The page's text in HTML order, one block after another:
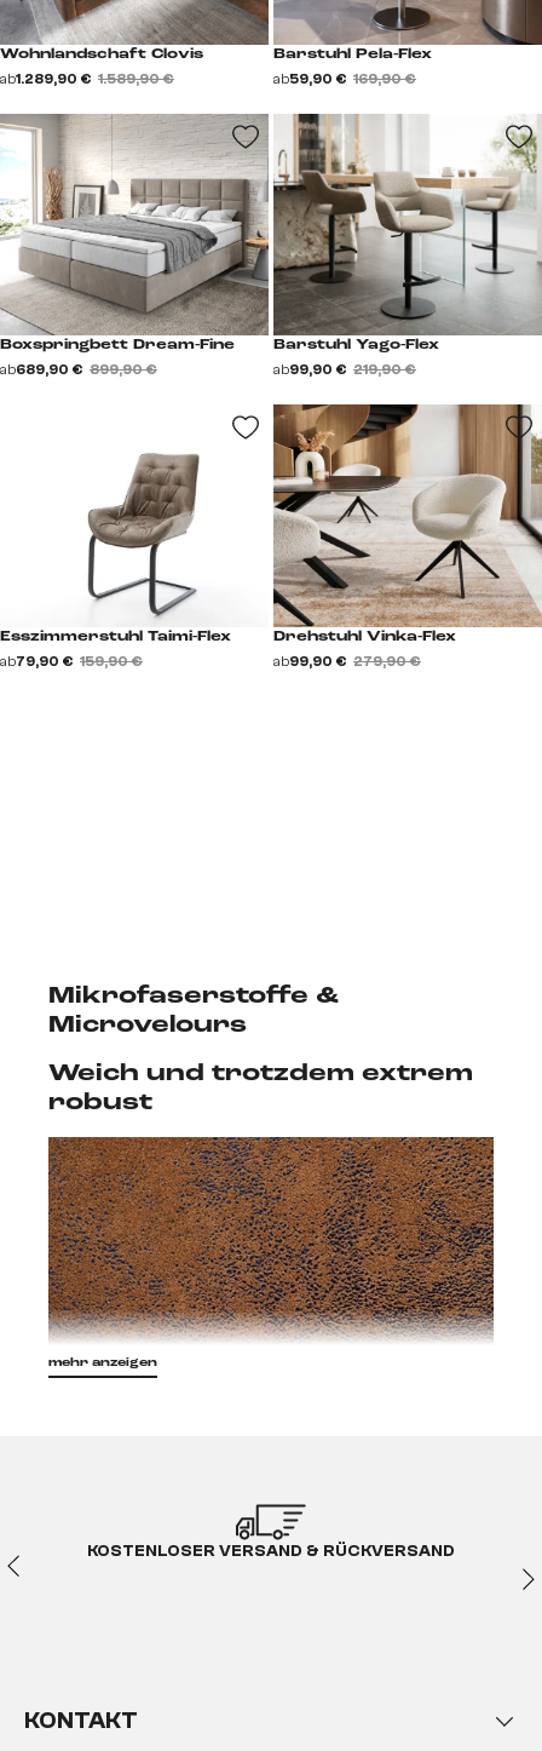
Wohnlandschaft Clovis
ab1.289,90 € 1.589,90 €
Barstuhl Pela-Flex
ab59,90 € 169,90 €
Boxspringbett Dream-Fine
ab689,90 € 899,90 €
Barstuhl Yago-Flex
ab99,90 € 219,90 €
Esszimmerstuhl Taimi-Flex
ab79,90 € 159,90 €
Drehstuhl Vinka-Flex
ab99,90 € 279,90 €
Mikrofaserstoffe &
Microvelours
Weich und trotzdem extrem
robust
Fasern hergestellt, die sehr dicht miteinander
verwoben werden. Die Fasern sind dabei bis zu
öffentlichen Umgebung, empfohlen
mehr anzeigen
KOSTENLOSER VERSAND & RÜCKVERSAND
KONTAKT